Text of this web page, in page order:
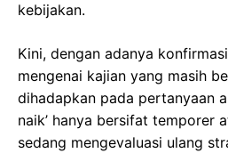
kebijakan.
Kini, dengan adanya
mengenai kajian yang masih
dihadapkan pada pertanyaan
naik’ hanya bersifat temporer
sedang mengevaluasi ulang